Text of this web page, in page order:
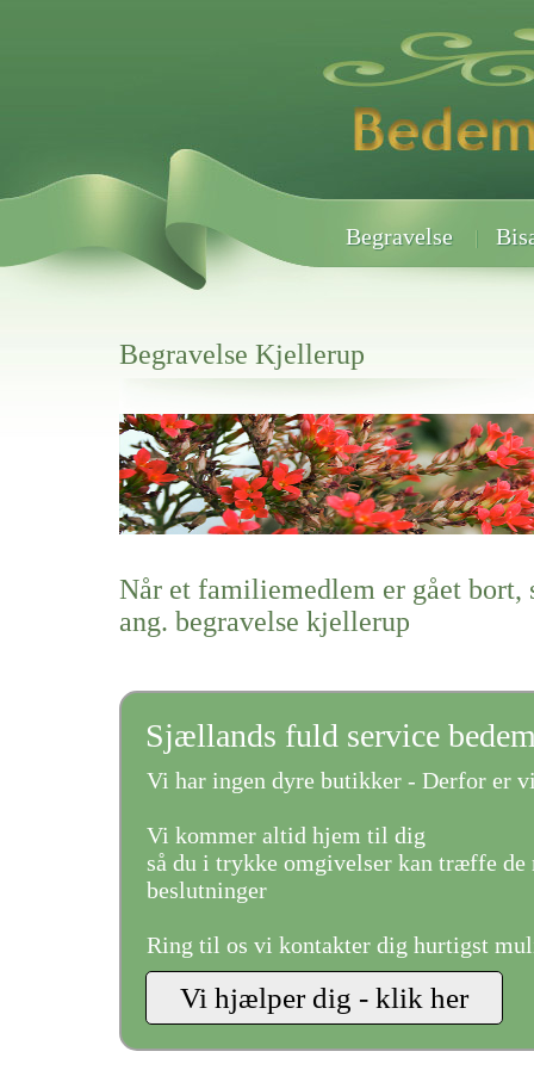
Begravelse
Begravelse Kjellerup
Her hos os får du altid en god afslutning når det gælder
Begravelse Kjellerup
vi hjælper i alle faser af begravelsel
Når et familiemedlem er gået bort,
ang. begravelse kjellerup
Sjællands fuld service
Vi har ingen dyre butikker - Derfor er
Vi kommer altid hjem til dig
så du i trykke omgivelser kan træffe de
beslutninger
Ring til os vi kontakter dig hurtigst